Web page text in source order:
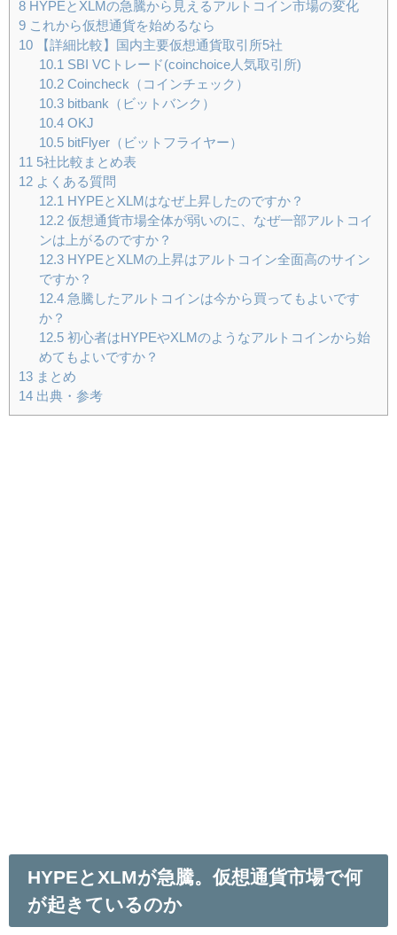
8 HYPEとXLMの急騰から見えるアルトコイン市場の変化
9 これから仮想通貨を始めるなら
10 【詳細比較】国内主要仮想通貨取引所5社
10.1 SBI VCトレード(coinchoice人気取引所)
10.2Coincheck（コインチェック）
10.3bitbank（ビットバンク）
10.4OKJ
10.5bitFlyer（ビットフライヤー）
11 5社比較まとめ表
12 よくある質問
12.1
HYPEとXLMはなぜ上昇したのですか？
12.2仮想通貨市場全体が弱いのに、なぜ一部アルトコイ
ンは上がるのですか？
12.3HYPEとXLMの上昇はアルトコイン全面高のサイン
ですか？
12.4急騰したアルトコインは今から買ってもよいです
か？
12.5初心者はHYPEやXLMのようなアルトコインから始
めてもよいですか？
13 まとめ
14 出典・参考
HYPEとXLMが急騰。仮想通貨市場で何
が起きているのか